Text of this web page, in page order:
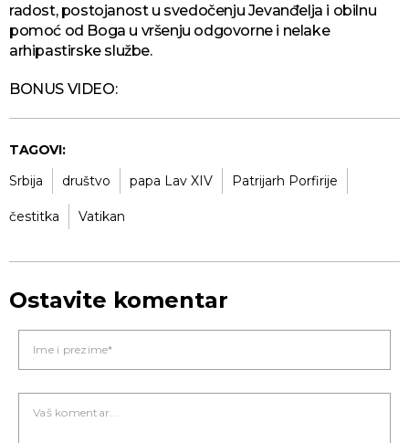
radost, postojanost u svedočenju Jevanđelja i obilnu
pomoć od Boga u vršenju odgovorne i nelake
arhipastirske službe.
BONUS VIDEO:
TAGOVI:
Srbija
društvo papa Lav XIV Patrijarh Porfirije
čestitka Vatikan
Ostavite komentar